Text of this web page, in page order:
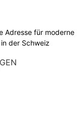
Adresse für moderne
der Schweiz